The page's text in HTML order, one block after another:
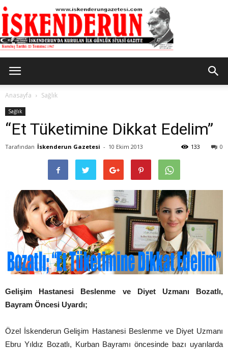
Gazetesi
Anasayfa Sağlık
Sağlık
“Et Tüketimine Dikkat Edelim”
Tarafından İskenderun Gazetesi - 10 Ekim 2013 0
133
Gelişim Hastanesi Beslenme ve Diyet Uzmanı Bozatlı,
Bayram Öncesi Uyardı;
Özel İskenderun Gelişim Hastanesi Beslenme ve Diyet Uzmanı
Ebru Yıldız Bozatlı, Kurban Bayramı öncesinde bazı uyarılarda